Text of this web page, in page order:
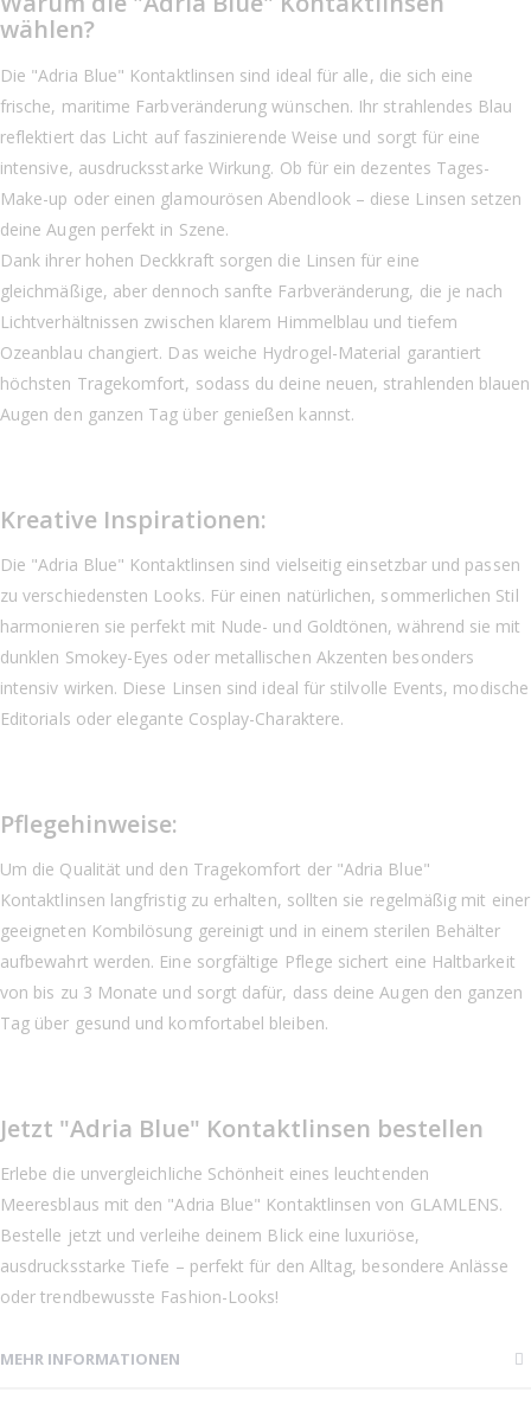
wählen?
Die "Adria Blue" Kontaktlinsen sind ideal für alle, die sich eine
frische, maritime Farbveränderung wünschen. Ihr strahlendes Blau
reflektiert das Licht auf faszinierende Weise und sorgt für eine
intensive, ausdrucksstarke Wirkung. Ob für ein dezentes Tages-
Make-up oder einen glamourösen Abendlook – diese Linsen setzen
deine Augen perfekt in Szene.
Dank ihrer hohen Deckkraft sorgen die Linsen für eine
gleichmäßige, aber dennoch sanfte Farbveränderung, die je nach
Lichtverhältnissen zwischen klarem Himmelblau und tiefem
Ozeanblau changiert. Das weiche Hydrogel-Material garantiert
höchsten Tragekomfort, sodass du deine neuen, strahlenden blauen
Augen den ganzen Tag über genießen kannst.
Kreative Inspirationen:
Die "Adria Blue" Kontaktlinsen sind vielseitig einsetzbar und passen
zu verschiedensten Looks. Für einen natürlichen, sommerlichen Stil
harmonieren sie perfekt mit Nude- und Goldtönen, während sie mit
dunklen Smokey-Eyes oder metallischen Akzenten besonders
intensiv wirken. Diese Linsen sind ideal für stilvolle Events, modische
Editorials oder elegante Cosplay-Charaktere.
Pflegehinweise:
Um die Qualität und den Tragekomfort der "Adria Blue"
Kontaktlinsen langfristig zu erhalten, sollten sie regelmäßig mit einer
geeigneten Kombilösung gereinigt und in einem sterilen Behälter
aufbewahrt werden. Eine sorgfältige Pflege sichert eine Haltbarkeit
von bis zu 3 Monate und sorgt dafür, dass deine Augen den ganzen
Tag über gesund und komfortabel bleiben.
Jetzt "Adria Blue" Kontaktlinsen bestellen
Erlebe die unvergleichliche Schönheit eines leuchtenden
Meeresblaus mit den "Adria Blue" Kontaktlinsen von GLAMLENS.
Bestelle jetzt und verleihe deinem Blick eine luxuriöse,
ausdrucksstarke Tiefe – perfekt für den Alltag, besondere Anlässe
oder trendbewusste Fashion-Looks!
MEHR INFORMATIONEN